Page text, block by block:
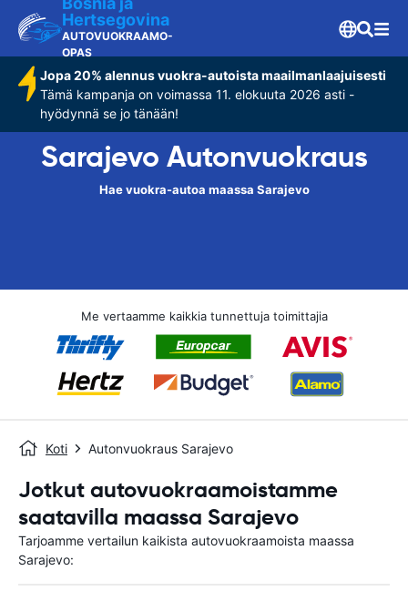
Hertsegovina
AUTOVUOKRAAMO-
OPAS
Jopa 20% alennus vuokra-autoista maailmanlaajuisesti
Tämä kampanja on voimassa 11. elokuuta 2026 asti -
hyödynnä se jo tänään!
Sarajevo Autonvuokraus
Hae vuokra-autoa maassa Sarajevo
Me vertaamme kaikkia tunnettuja toimittajia
Koti Autonvuokraus Sarajevo
Jotkut autovuokraamoistamme
saatavilla maassa Sarajevo
Tarjoamme vertailun kaikista autovuokraamoista maassa
Sarajevo: